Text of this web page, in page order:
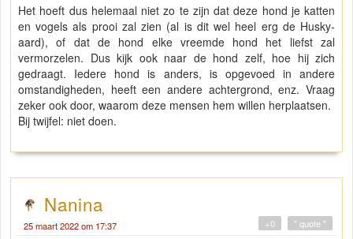
Het hoeft dus helemaal niet zo te zijn dat deze hond je katten
en vogels als prooi zal zien (al is dit wel heel erg de Husky-
aard), of dat de hond elke vreemde hond het liefst zal
vermorzelen. Dus kijk ook naar de hond zelf, hoe hij zich
gedraagt. Iedere hond is anders, is opgevoed in andere
omstandigheden, heeft een andere achtergrond, enz. Vraag
zeker ook door, waarom deze mensen hem willen herplaatsen.
Bij twijfel: niet doen.
Nanina
25 maart 2022 om 17:37 " quote "
+0